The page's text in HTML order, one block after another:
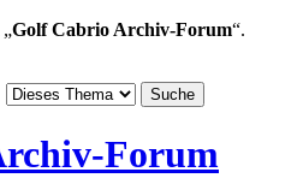
Golf Cabrio Archiv-Forum“.
Forum